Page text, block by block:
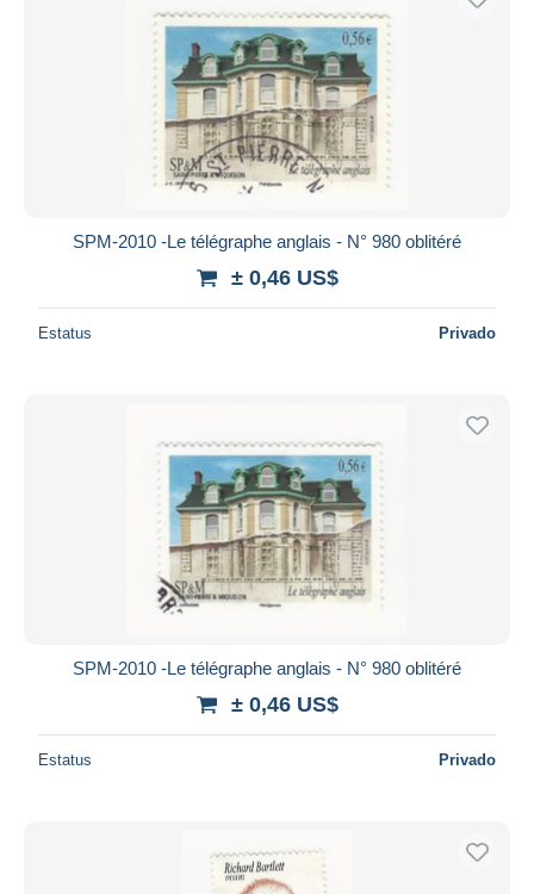
SPM-2010 -Le télégraphe anglais - N° 980 oblitéré
± 0,46 US$
Estatus Privado
SPM-2010 -Le télégraphe anglais - N° 980 oblitéré
± 0,46 US$
Estatus Privado